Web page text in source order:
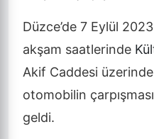
Düzce’de 7 Eylül 2023
üzerindemotosikletile
sonucukazameydana
otomobil, cadde